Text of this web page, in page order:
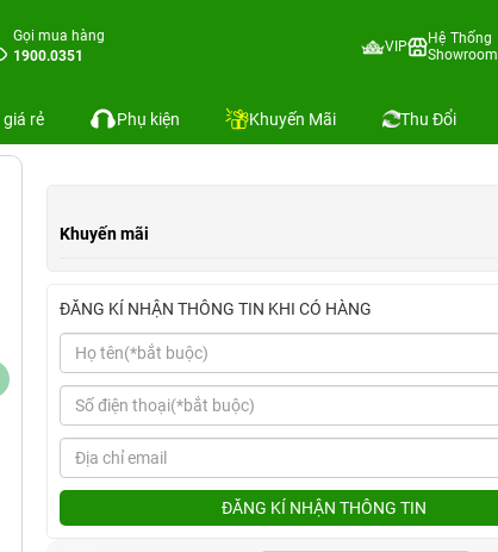
Gọi mua hàng
1900.0351
VIP
Hệ Thống
Showroom
rẻ Phụ kiện Khuyến Mãi Thu Đổi
Khuyến mãi
ĐĂNG KÍ NHẬN THÔNG TIN KHI CÓ HÀNG
ĐĂNG KÍ NHẬN THÔNG TIN